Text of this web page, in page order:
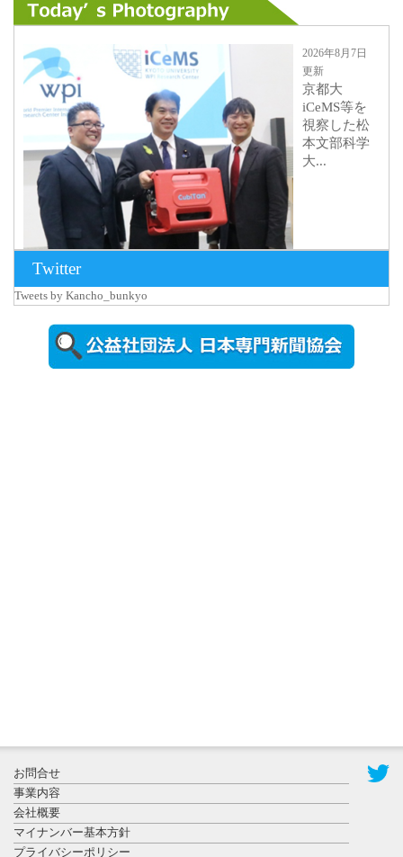
2026年8月7日
更新
京都大
iCeMS等を
視察した松
本文部科学
大...
2026年8月5日
更新
農工大で大
登録有形文
化財となっ
た東北大植
Twitter
Tweets by Kancho_bunkyo
お問合せ
事業内容
会社概要
マイナンバー基本方針
プライバシーポリシー